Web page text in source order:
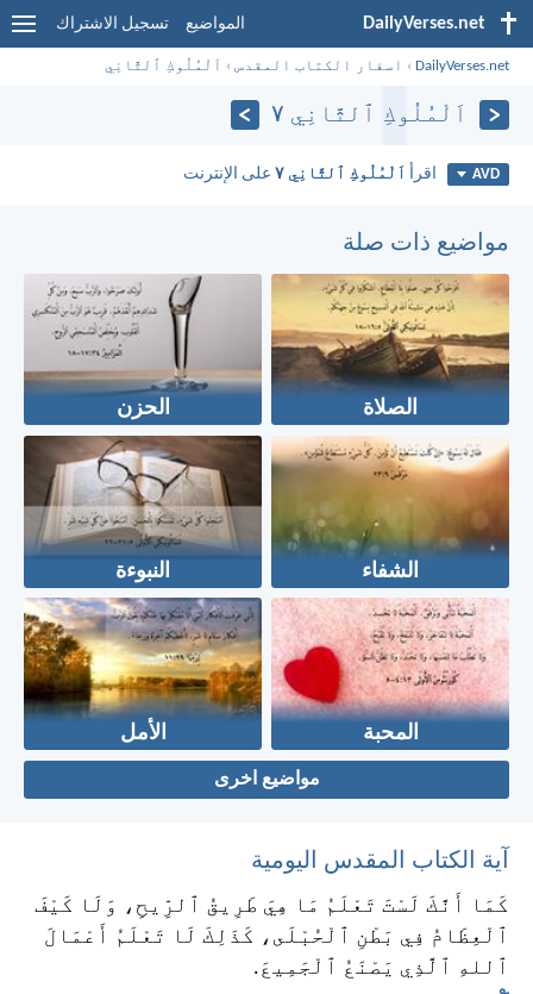
DailyVerses.net المواضيع تسجيل الاشتراك
DailyVerses.net
› اسفار الكتاب المقدس › اَلْمُلُوكِ ٱلثَّانِي
اَلْمُلُوكِ ٱلثَّانِي ٧
AVD اقرأ اَلْمُلُوكِ ٱلثَّانِي ٧ على الإنترنت
مواضيع ذات صلة
الصلاة الحزن
الشفاء النبوءة
المحبة الأمل
مواضيع اخرى
آية الكتاب المقدس اليومية
كَمَا أَنَّكَ لَسْتَ تَعْلَمُ مَا هِيَ طَرِيقُ ٱلرِّيحِ، وَلَا كَيْفَ
ٱلْعِظَامُ فِي بَطْنِ ٱلْحُبْلَى، كَذَلِكَ لَا تَعْلَمُ أَعْمَالَ
ٱللهِ ٱلَّذِي يَصْنَعُ ٱلْجَمِيعَ.